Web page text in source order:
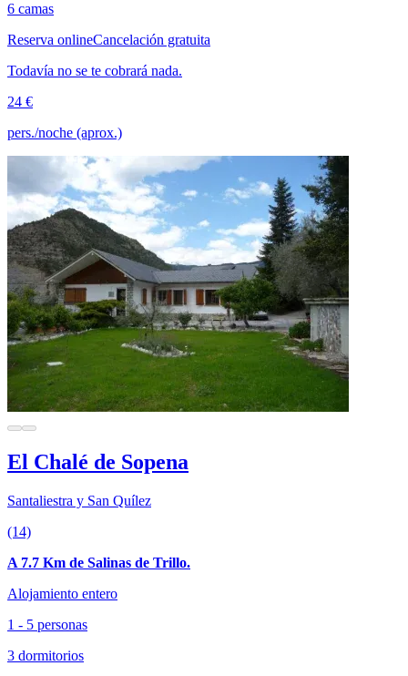
6 camas
Reserva onlineCancelación gratuita
Todavía no se te cobrará nada.
24 €
pers./noche (aprox.)
El Chalé de Sopena
Santaliestra y San Quílez
(14)
A 7.7 Km de Salinas de Trillo.
Alojamiento entero
1 - 5 personas
3 dormitorios